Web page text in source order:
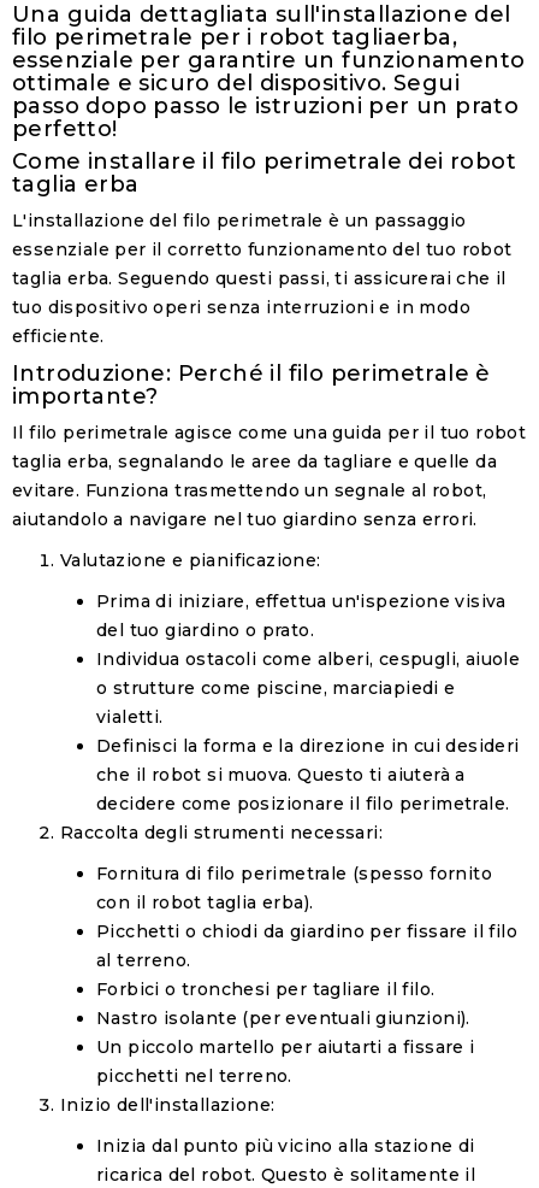
Una guida dettagliata sull'installazione del
filo perimetrale per i robot tagliaerba,
essenziale per garantire un funzionamento
ottimale e sicuro del dispositivo. Segui
passo dopo passo le istruzioni per un prato
perfetto!
Come installare il filo perimetrale dei robot
taglia erba
L'installazione del filo perimetrale è un passaggio
essenziale per il corretto funzionamento del tuo robot
taglia erba. Seguendo questi passi, ti assicurerai che il
tuo dispositivo operi senza interruzioni e in modo
efficiente.
Introduzione: Perché il filo perimetrale è
importante?
Il filo perimetrale agisce come una guida per il tuo robot
taglia erba, segnalando le aree da tagliare e quelle da
evitare. Funziona trasmettendo un segnale al robot,
aiutandolo a navigare nel tuo giardino senza errori.
Valutazione e pianificazione:
Prima di iniziare, effettua un'ispezione visiva
del tuo giardino o prato.
Individua ostacoli come alberi, cespugli, aiuole
o strutture come piscine, marciapiedi e
vialetti.
Definisci la forma e la direzione in cui desideri
che il robot si muova. Questo ti aiuterà a
decidere come posizionare il filo perimetrale.
Raccolta degli strumenti necessari:
Fornitura di filo perimetrale (spesso fornito
con il robot taglia erba).
Picchetti o chiodi da giardino per fissare il filo
al terreno.
Forbici o tronchesi per tagliare il filo.
Nastro isolante (per eventuali giunzioni).
Un piccolo martello per aiutarti a fissare i
picchetti nel terreno.
Inizio dell'installazione:
Inizia dal punto più vicino alla stazione di
ricarica del robot. Questo è solitamente il